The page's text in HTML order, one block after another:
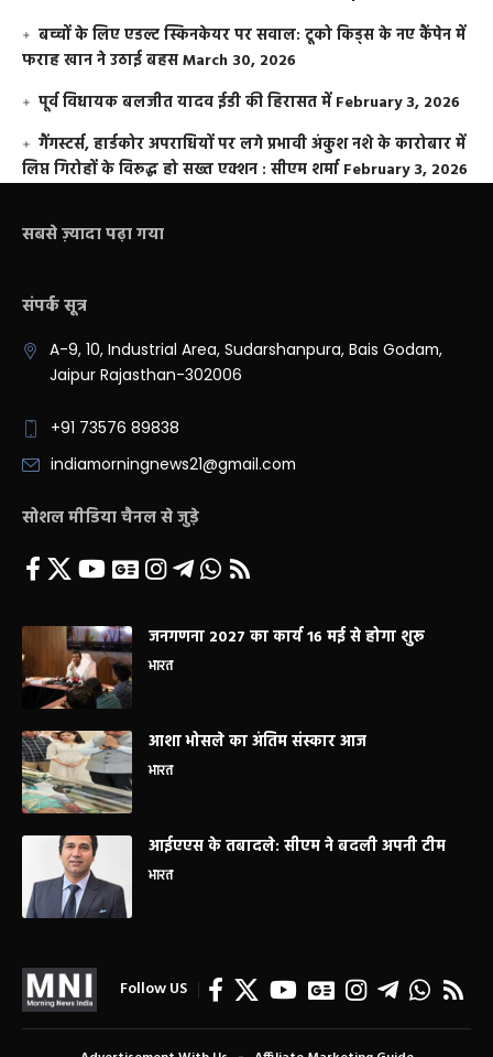
बच्चों के लिए एडल्ट स्किनकेयर पर सवाल: टूको किड्स के नए कैंपेन में
फराह खान ने उठाई बहसMarch 30, 2026
पूर्व विधायक बलजीत यादव ईडी की हिरासत में February 3, 2026
गैंगस्टर्स, हार्डकोर अपराधियों पर लगे प्रभावी अंकुश नशे के कारोबार में
लिप्त गिरोहों के विरूद्ध हो सख्त एक्शन : सीएम शर्मा February 3, 2026
सबसे ज़्यादा पढ़ा गया
संपर्क सूत्र
A-9, 10, Industrial Area, Sudarshanpura, Bais Godam,
Jaipur Rajasthan-302006
+91 73576 89838
indiamorningnews21@gmail.com
सोशल मीडिया चैनल से जुड़े
जनगणना 2027 का कार्य 16 मई से होगा शुरू
भारत
आशा भोसले का अंतिम संस्कार आज
भारत
आईएएस के तबादले: सीएम ने बदली अपनी टीम
भारत
Follow US